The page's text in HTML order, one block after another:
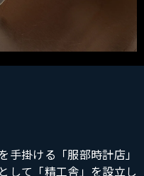
手掛ける「服部時計店」
して「精工舎」を設立し